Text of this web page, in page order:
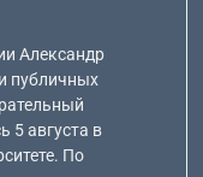
Александр
публичных
5 августа в
По